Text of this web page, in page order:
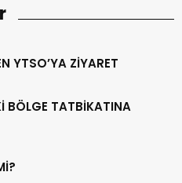
YTSO’YA ZİYARET
BÖLGE TATBİKATINA